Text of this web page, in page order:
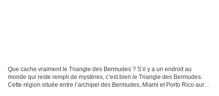
Que cache vraiment le Triangle des Bermudes ? S’il y a un endroit au
monde qui reste rempli de mystères, c’est bien le Triangle des Bermudes.
Cette région située entre l’archipel des Bermudes, Miami et Porto Rico aurait